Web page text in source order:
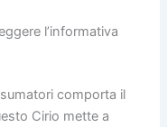
l’informativa
comporta il
Cirio mette a